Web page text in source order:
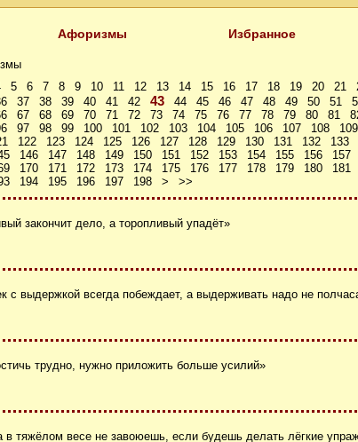
Афоризмы Избранное
5 6 7 8 9 10 11 12 13 14 15 16 17 18 19 20 21
37 38 39 40 41 42 43 44 45 46 47 48 49 50 51
67 68 69 70 71 72 73 74 75 76 77 78 79 80 81
97 98 99 100 101 102 103 104 105 106 107 108 109
122 123 124 125 126 127 128 129 130 131 132 133
146 147 148 149 150 151 152 153 154 155 156 157
170 171 172 173 174 175 176 177 178 179 180 181
194 195 196 197 198 > >>
закончит дело, а торопливый упадёт»
с выдержкой всегда побеждает, а выдерживать надо не
трудно, нужно приложить больше усилий»
в тяжёлом весе не завоюешь, если будешь делать лёгкие